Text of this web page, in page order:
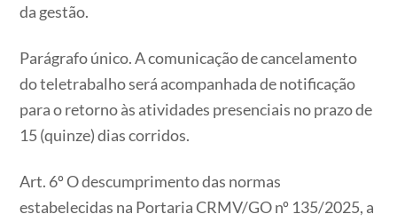
da gestão.
Parágrafo único. A comunicação de cancelamento
do teletrabalho será acompanhada de notificação
para o retorno às atividades presenciais no prazo de
15 (quinze) dias corridos.
Art. 6º O descumprimento das normas
estabelecidas na Portaria CRMV/GO nº 135/2025, a